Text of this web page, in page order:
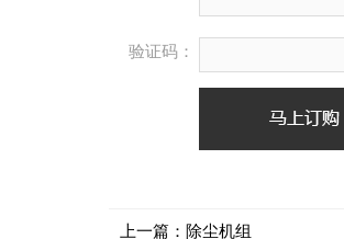
验证码：
上一篇： 除尘机组